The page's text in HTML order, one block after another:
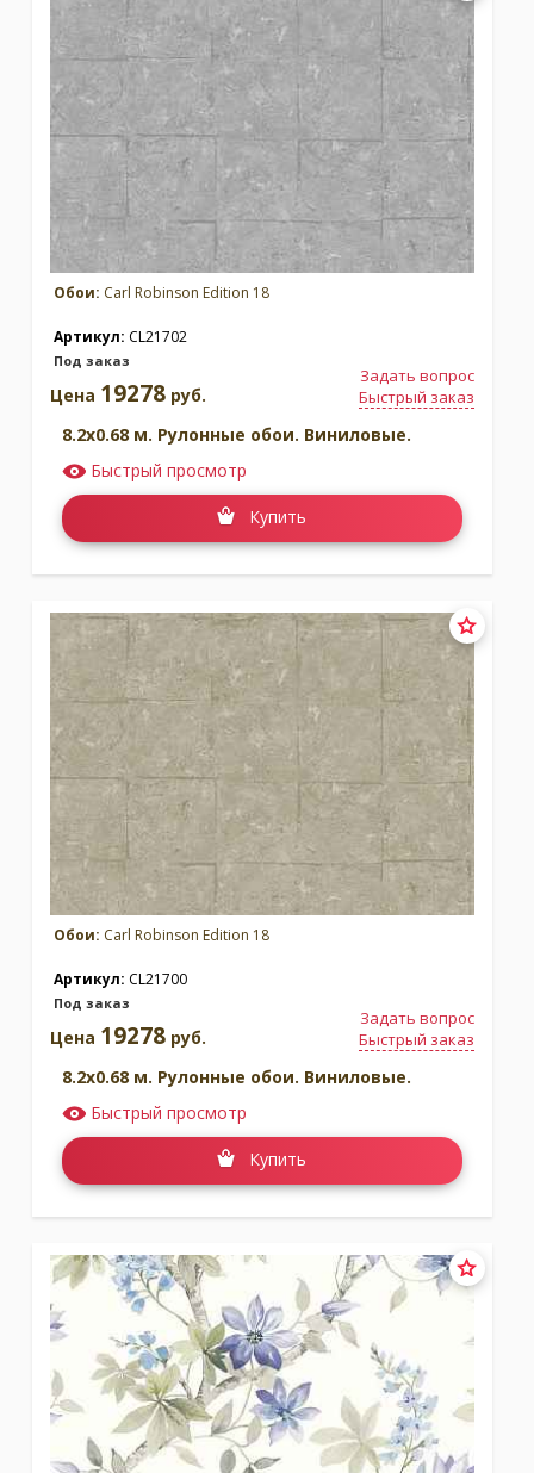
Обои: Carl Robinson Edition 18
Артикул: CL21702
Под заказ
Задать вопрос
Быстрый заказ
Цена 19278 руб.
8.2x0.68 м. Рулонные обои. Виниловые.
Быстрый просмотр
Купить
Обои: Carl Robinson Edition 18
Артикул: CL21700
Под заказ
Задать вопрос
Быстрый заказ
Цена 19278 руб.
8.2x0.68 м. Рулонные обои. Виниловые.
Быстрый просмотр
Купить